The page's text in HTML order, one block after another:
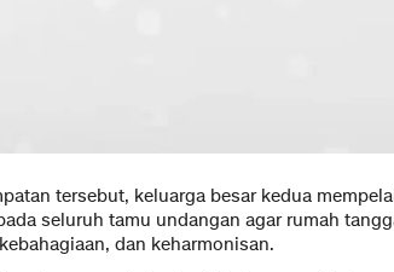
tersebut, keluarga besar kedua
seluruh tamu undangan agar rumah
dan keharmonisan.